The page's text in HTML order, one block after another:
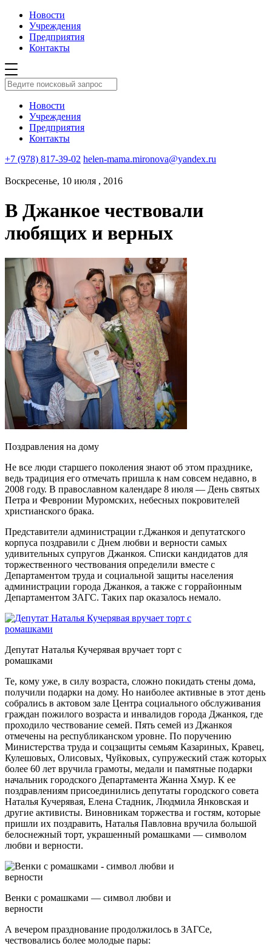
Новости
Учреждения
Предприятия
Контакты
Новости
Учреждения
Предприятия
Контакты
+7 (978) 817-39-02 helen-mama.mironova@yandex.ru
Воскресенье, 10 июля , 2016
В Джанкое чествовали
любящих и верных
Поздравления на дому
Не все люди старшего поколения знают об этом празднике,
ведь традиция его отмечать пришла к нам совсем недавно, в
2008 году. В православном календаре 8 июля — День святых
Петра и Февронии Муромских, небесных покровителей
христианского брака.
Представители администрации г.Джанкоя и депутатского
корпуса поздравили с Днем любви и верности самых
удивительных супругов Джанкоя. Списки кандидатов для
торжественного чествования определили вместе с
Департаментом труда и социальной защиты населения
администрации города Джанкоя, а также с горрайонным
Департаментом ЗАГС. Таких пар оказалось немало.
Депутат Наталья Кучерявая вручает торт с
ромашками
Те, кому уже, в силу возраста, сложно покидать стены дома,
получили подарки на дому. Но наиболее активные в этот день
собрались в актовом зале Центра социального обслуживания
граждан пожилого возраста и инвалидов города Джанкоя, где
проходило чествование семей. Пять семей из Джанкоя
отмечены на республиканском уровне. По поручению
Министерства труда и соцзащиты семьям Казариных, Кравец,
Кулешовых, Олисовых, Чуйковых, супружеский стаж которых
более 60 лет вручила грамоты, медали и памятные подарки
начальник городского Департамента Жанна Хмур. К ее
поздравлениям присоединились депутаты городского совета
Наталья Кучерявая, Елена Стадник, Людмила Янковская и
другие активисты. Виновникам торжества и гостям, которые
пришли их поздравить, Наталья Павловна вручила большой
белоснежный торт, украшенный ромашками — символом
любви и верности.
Венки с ромашками — символ любви и
верности
А вечером празднование продолжилось в ЗАГСе,
чествовались более молодые пары: